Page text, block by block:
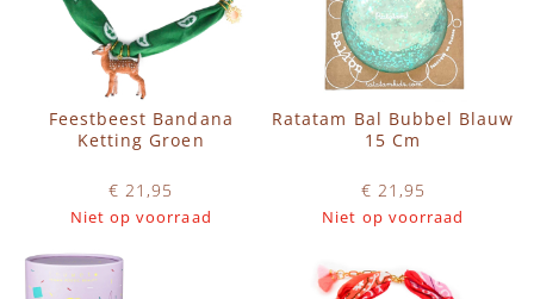
Feestbeest Bandana
Ketting Groen
€ 21,95
Niet op voorraad
Ratatam Bal Bubbel Blauw
15 Cm
€ 21,95
Niet op voorraad